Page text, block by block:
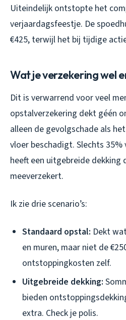
Uiteindelijk ontstopte het
verjaardagsfeestje. De
€425, terwijl het bij tijdige
Wat je verzekering wel
Dit is verwarrend voor veel
opstalverzekering dekt géén
alleen de gevolgschade als
vloer beschadigt. Slechts 35%
heeft een uitgebreide dekking
meeverzekert.
Ik zie drie scenario’s:
Standaard opstal: Dekt
en muren, maar niet de
ontstoppingkosten zelf.
Uitgebreide dekking:
bieden
extra. Check je polis.